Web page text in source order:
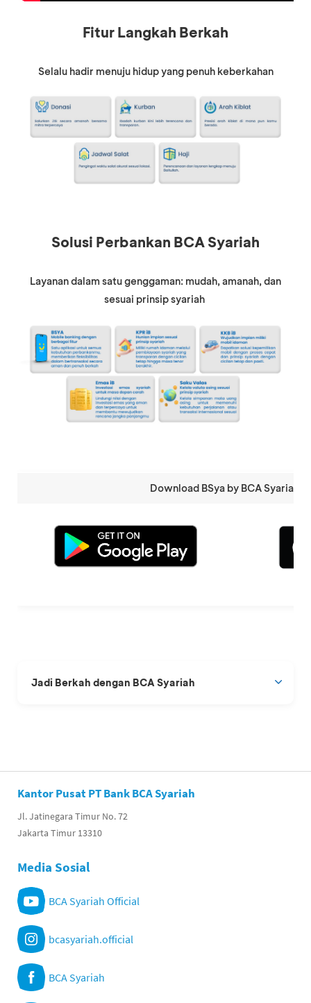
Fitur Langkah Berkah
Selalu hadir menuju hidup yang penuh keberkahan
Solusi Perbankan BCA Syariah
Layanan dalam satu genggaman: mudah, amanah, dan
sesuai prinsip syariah
Download BSya by BCA Syariah
Jadi Berkah dengan BCA Syariah
Kantor Pusat PT Bank BCA Syariah
Jl. Jatinegara Timur No. 72
Jakarta Timur 13310
Media Sosial
BCA Syariah Official
bcasyariah.official
BCA Syariah